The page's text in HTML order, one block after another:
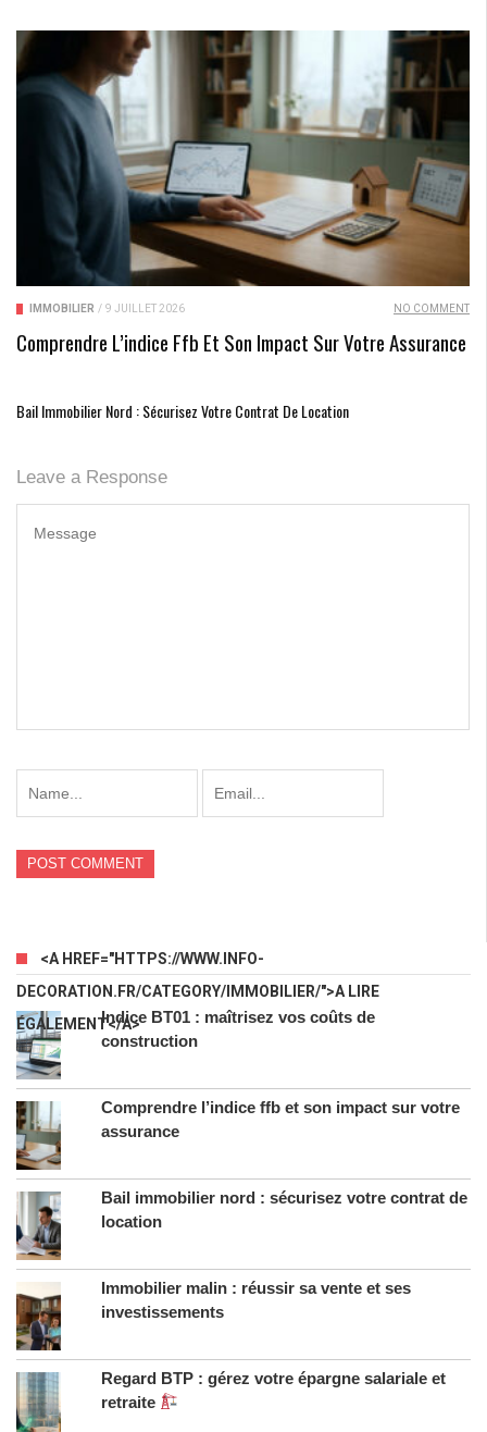
IMMOBILIER / 9 JUILLET 2026 NO COMMENT
Comprendre L’indice Ffb Et Son Impact Sur Votre Assurance
Bail Immobilier Nord : Sécurisez Votre Contrat De Location
Leave a Response
<A HREF="HTTPS://WWW.INFO-
DECORATION.FR/CATEGORY/IMMOBILIER/">A LIRE
ÉGALEMENT</A>Indice BT01 : maîtrisez vos coûts de
construction
Comprendre l’indice ffb et son impact sur votre
assurance
Bail immobilier nord : sécurisez votre contrat de
location
Immobilier malin : réussir sa vente et ses
investissements
Regard BTP : gérez votre épargne salariale et
retraite